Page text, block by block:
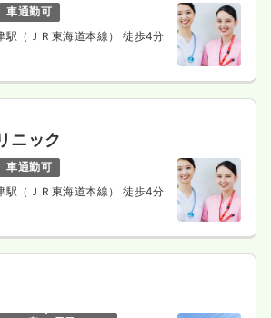
休憩60分）
る 詳細を見る
師 一般＋療養
車通勤可
駅（ＪＲ東海道本線） 徒歩4分
ニック
車通勤可
駅（ＪＲ東海道本線） 徒歩4分